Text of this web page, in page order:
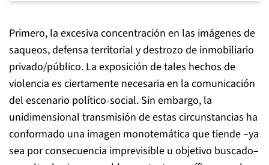
Primero, la excesiva concentración en las imágenes de
saqueos, defensa territorial y destrozo de inmobiliario
privado/público. La exposición de tales hechos de
violencia es ciertamente necesaria en la comunicación
del escenario político-social. Sin embargo, la
unidimensional transmisión de estas circunstancias ha
conformado una imagen monotemática que tiende –ya
sea por consecuencia imprevisible u objetivo buscado–